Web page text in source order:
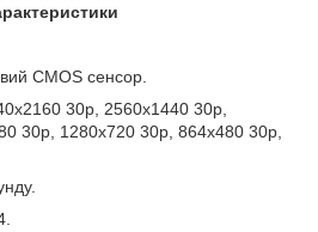
CMOS сенсор.
30р, 2560х1440 30р,
30р, 1280х720 30р, 864х480 30р,